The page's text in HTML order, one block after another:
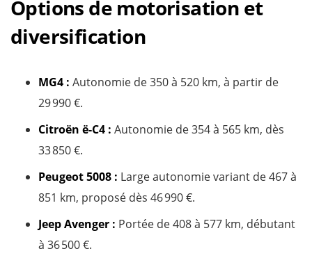
Options de motorisation et
diversification
MG4 : Autonomie de 350 à 520 km, à partir de
29 990 €.
Citroën ë-C4 : Autonomie de 354 à 565 km, dès
33 850 €.
Peugeot 5008 : Large autonomie variant de 467 à
851 km, proposé dès 46 990 €.
Jeep Avenger : Portée de 408 à 577 km, débutant
à 36 500 €.